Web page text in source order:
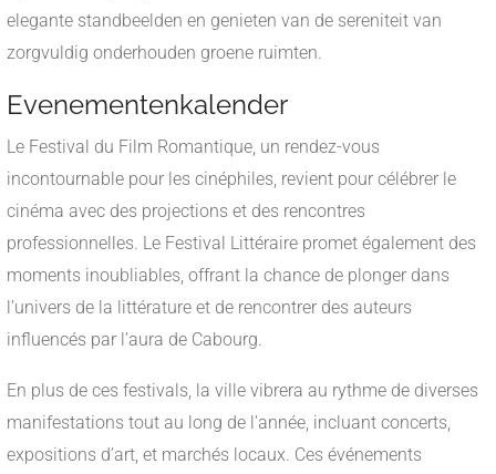
elegante standbeelden en genieten van de sereniteit van
zorgvuldig onderhouden groene ruimten.
Evenementenkalender
Le Festival du Film Romantique, un rendez-vous
incontournable pour les cinéphiles, revient pour célébrer le
cinéma avec des projections et des rencontres
professionnelles. Le Festival Littéraire promet également des
moments inoubliables, offrant la chance de plonger dans
l’univers de la littérature et de rencontrer des auteurs
influencés par l’aura de Cabourg.
En plus de ces festivals, la ville vibrera au rythme de diverses
manifestations tout au long de l’année, incluant concerts,
expositions d’art, et marchés locaux. Ces événements